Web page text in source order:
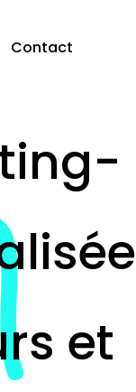
Contact
et